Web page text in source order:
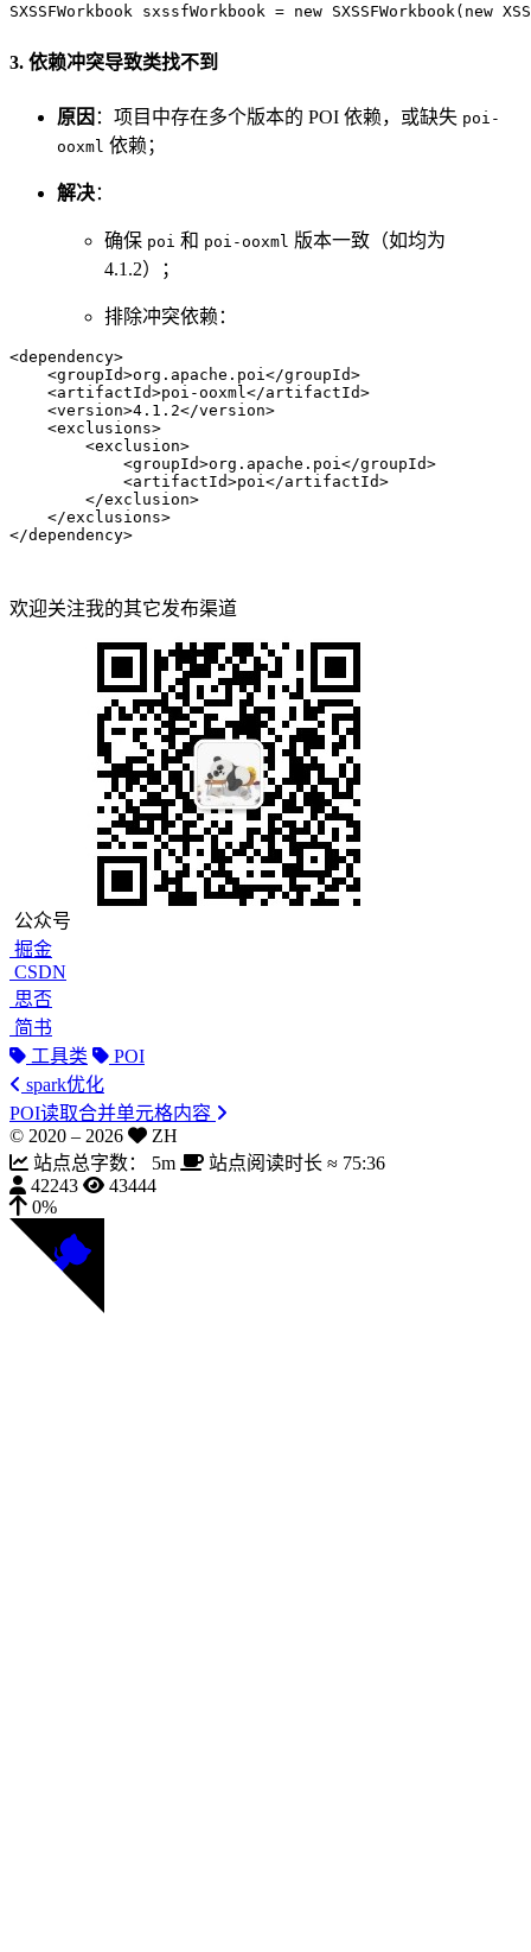
SXSSFWorkbook sxssfWorkbook = new SXSSFWorkbook( new
3. 依赖冲突导致类找不到
原因 ：项目中存在多个版本的 POI 依赖，或缺失 poi-
ooxml 依赖；
解决：
确保 poi 和 poi-ooxml 版本一致（如均为
4.1.2）；
排除冲突依赖：
<dependency>
<groupId>org.apache.poi </groupId>
<artifactId>poi-ooxml </artifactId>
<version>4.1.2</version>
<exclusions>
<exclusion>
<groupId>org.apache.poi </groupId>
<artifactId>poi </artifactId>
</exclusion>
</exclusions>
</dependency>
欢迎关注我的其它发布渠道
公众号
掘金
CSDN
思否
简书
工具类
POI
spark优化
POI读取合并单元格内容
© 2020 – 2026
ZH
站点总字数：
5m 站点阅读时长 ≈ 75:36
42243
43444
0%